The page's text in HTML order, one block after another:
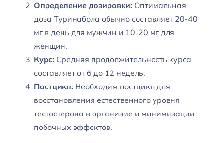
Определение дозировки: Оптимальная
доза Туринабола обычно составляет 20-40
мг в день для мужчин и 10-20 мг для
женщин.
Курс: Средняя продолжительность курса
составляет от 6 до 12 недель.
Постцикл: Необходим постцикл для
восстановления естественного уровня
тестостерона в организме и минимизации
побочных эффектов.